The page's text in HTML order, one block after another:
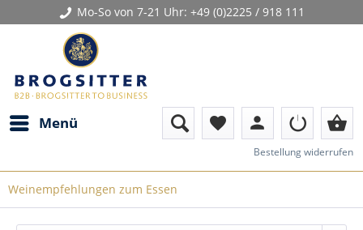
Mo-So von 7-21 Uhr: +49 (0)2225 / 918 111
Menü favorite person shopping_basket
Bestellung widerrufen
Weinempfehlungen zum Essen